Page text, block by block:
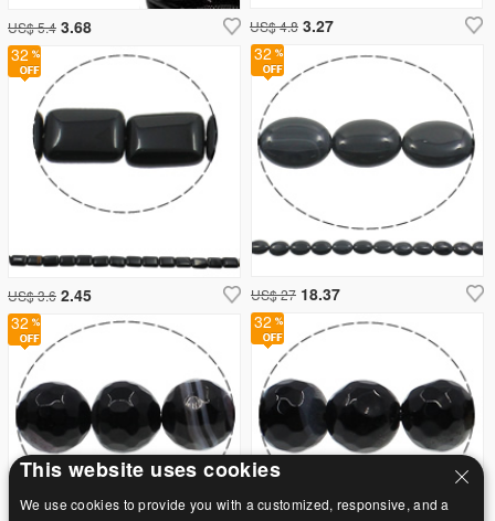
US$ 5.4 3.68 US$ 4.8 3.27
32
US$ 27 18.37
32
US$ 3.6 2.45
32
32
This website uses cookies
We use cookies to provide you with a customized, responsive, and a